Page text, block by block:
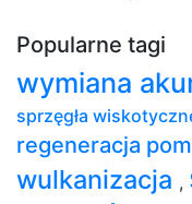
Popularne tagi
wymiana
sprzęgła
regeneracja
wulkanizacja ,